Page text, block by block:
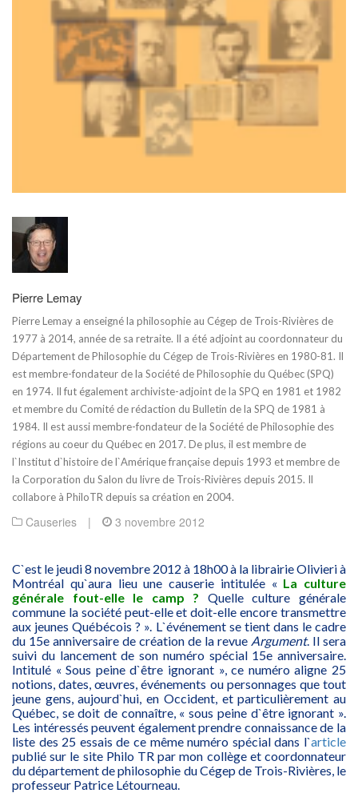
Pierre Lemay
Pierre Lemay a enseigné la philosophie au Cégep de Trois-Rivières de
1977 à 2014, année de sa retraite. Il a été adjoint au coordonnateur du
Département de Philosophie du Cégep de Trois-Rivières en 1980-81. Il
est membre-fondateur de la Société de Philosophie du Québec (SPQ)
en 1974. Il fut également archiviste-adjoint de la SPQ en 1981 et 1982
et membre du Comité de rédaction du Bulletin de la SPQ de 1981 à
1984. Il est aussi membre-fondateur de la Société de Philosophie des
régions au coeur du Québec en 2017. De plus, il est membre de
l`Institut d`histoire de l`Amérique française depuis 1993 et membre de
la Corporation du Salon du livre de Trois-Rivières depuis 2015. Il
collabore à PhiloTR depuis sa création en 2004.
Causeries | 3 novembre 2012
C`est le jeudi 8 novembre 2012 à 18h00 à la librairie Olivieri à
Montréal qu`aura lieu une causerie intitulée « La culture
générale fout-elle le camp ? Quelle culture générale
commune la société peut-elle et doit-elle encore transmettre
aux jeunes Québécois ? ». L`événement se tient dans le cadre
du 15e anniversaire de création de la revue Argument. Il sera
suivi du lancement de son numéro spécial 15e anniversaire.
Intitulé « Sous peine d`être ignorant », ce numéro aligne 25
notions, dates, œuvres, événements ou personnages que tout
jeune gens, aujourd`hui, en Occident, et particulièrement au
Québec, se doit de connaître, « sous peine d`être ignorant ».
Les intéressés peuvent également prendre connaissance de la
liste des 25 essais de ce même numéro spécial dans l`article
publié sur le site Philo TR par mon collège et coordonnateur
du département de philosophie du Cégep de Trois-Rivières, le
professeur Patrice Létourneau.